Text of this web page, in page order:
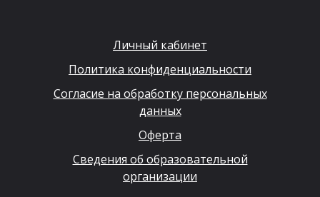
Личный кабинет
Политика конфиденциальности
Согласие на обработку персональных
данных
Оферта
Сведения об образовательной
организации